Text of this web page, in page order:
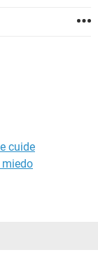
cuide
miedo